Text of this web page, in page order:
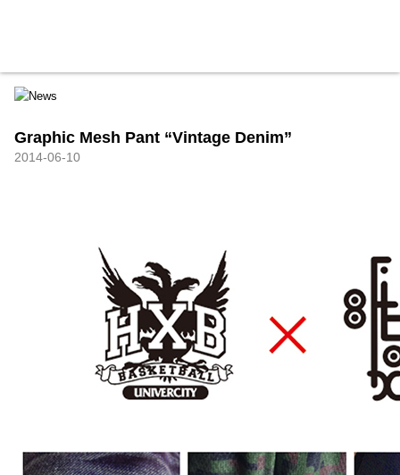
Graphic Mesh Pant “Vintage Denim”
2014-06-10